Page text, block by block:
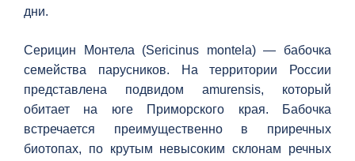
дни.
Серицин Монтела (Sericinus montela) — бабочка
семейства парусников. На территории России
представлена подвидом amurensis, который
обитает на юге Приморского края. Бабочка
встречается преимущественно в приречных
биотопах, по крутым невысоким склонам речных